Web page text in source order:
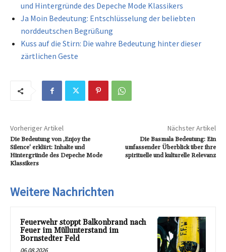
und Hintergründe des Depeche Mode Klassikers
Ja Moin Bedeutung: Entschlüsselung der beliebten
norddeutschen Begrüßung
Kuss auf die Stirn: Die wahre Bedeutung hinter dieser
zärtlichen Geste
Vorheriger Artikel
Die Bedeutung von ‚Enjoy the
Silence‘ erklärt: Inhalte und
Hintergründe des Depeche Mode
Klassikers
Nächster Artikel
Die Basmala Bedeutung: Ein
umfassender Überblick über ihre
spirituelle und kulturelle Relevanz
Weitere Nachrichten
Feuerwehr stoppt Balkonbrand nach
Feuer im Müllunterstand im
Bornstedter Feld